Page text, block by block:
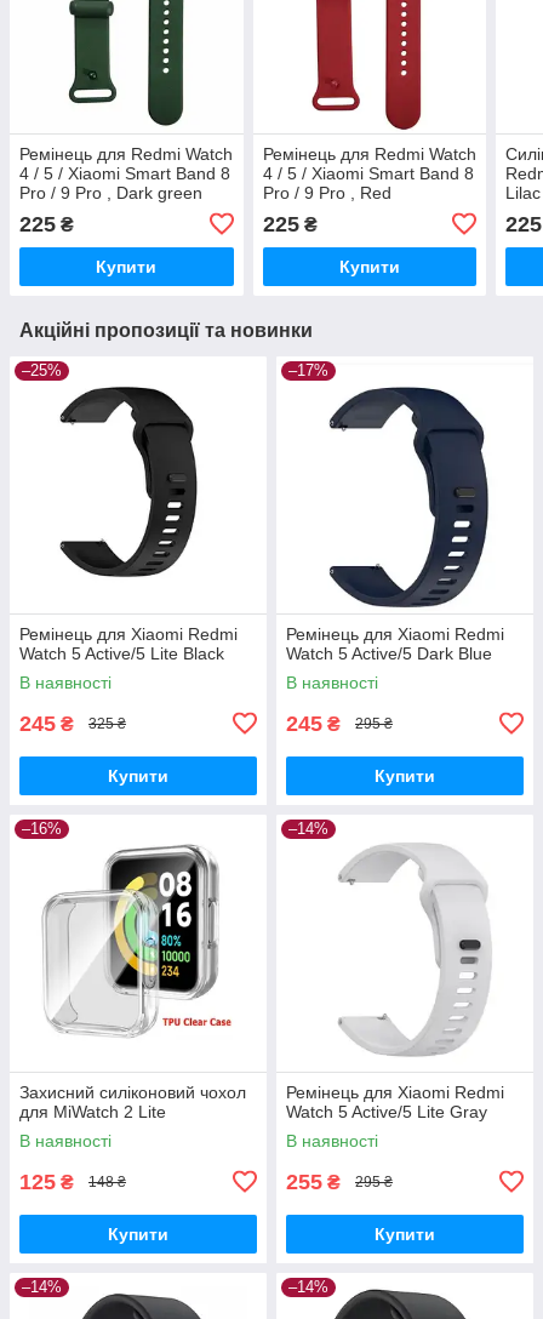
Ремінець для Redmi Watch
4 / 5 / Xiaomi Smart Band 8
Pro / 9 Pro , Dark green
225 ₴
Купити
Ремінець для Redmi Watch
4 / 5 / Xiaomi Smart Band 8
Pro / 9 Pro , Red
225₴
Купити
225
Акційні пропозиції та новинки
–25%
Ремінець для Xiaomi Redmi
Watch 5 Active/5 Lite Black
В наявності
245 ₴ 325 ₴
Купити
–17%
Ремінець для Xiaomi Redmi
Watch 5 Active/5 Dark Blue
В наявності
245 ₴ 295 ₴
Купити
–16%
Захисний силіконовий чохол
для MiWatch 2 Lite
В наявності
125 ₴ 148 ₴
Купити
–14%
Ремінець для Xiaomi Redmi
Watch 5 Active/5 Lite Gray
В наявності
255 ₴ 295 ₴
Купити
–14% –14%